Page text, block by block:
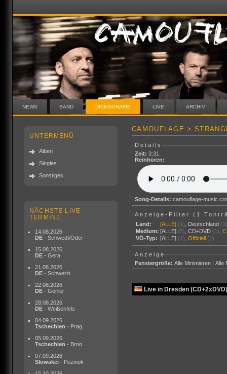
NEWS BAND DISKOGRAFIE LIVE ARCHIV
UNTERMENÜ
Alben
Singles
Sonstiges
NÄCHSTE LIVE
TERMINE
14.08.2026
DE - Schwedt/Oder
15.08.2026
DE - Gera
21.08.2026
DE - Schwerin
22.08.2026
DE - Görlitz
28.08.2026
DE - Weißenfels
04.09.2026
Tschechien - Prag
05.09.2026
Tschechien - Brno
07.09.2026
Slowakei - Pezinok
CAMOUFLAGE >
Details
Zeit: 3:31
Reinhören:
Song-Details: camouflage-
Anzeige-Filter ( 1
Land:
[ALLE] (1) Deutschland
Medium: [ALLE] (5) ,CD+DVD (1) ,
VÖ-Typ: [ALLE] (1) ,Offiziell (1)
Anzeige
Fenstergröße: Alle Minimieren |Alle
Live in Dresden (CD+2xDVD)